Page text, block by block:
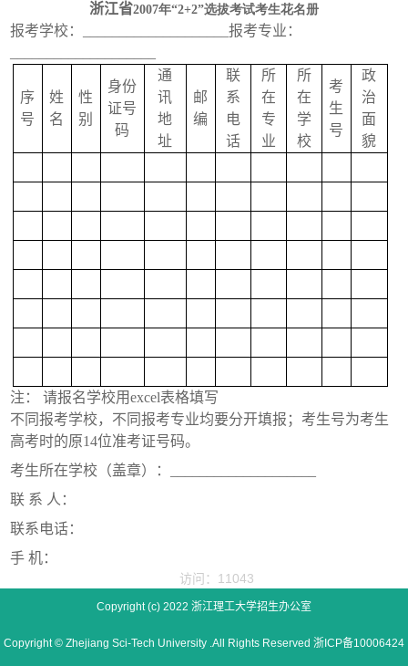
浙江省2007年“2+2”选拔考试考生花名册
报考学校： ____________________报考专业：
序
号
姓
名
性
别
身份
证号
码
通
讯
地
址
邮
编
联
系
电
话
所
在
专
业
所
在
学
校
考
生
号
政
治
面
貌
注： 请报名学校用excel表格填写
不同报考学校，不同报考专业均要分开填报；考生号为考生
高考时的原14位准考证号码。
考生所在学校（盖章）：
联 系 人：
联系电话：
手 机：
访问：11043
Copyright (c) 2022 浙江理工大学招生办公室
Copyright © Zhejiang Sci-Tech University .All Rights Reserved 浙ICP备10006424